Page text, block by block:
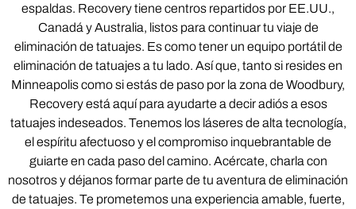
espaldas. Recovery tiene centros repartidos por EE.UU.,
Canadá y Australia, listos para continuar tu viaje de
eliminación de tatuajes. Es como tener un equipo portátil de
eliminación de tatuajes a tu lado. Así que, tanto si resides en
Minneapolis como si estás de paso por la zona de Woodbury,
Recovery está aquí para ayudarte a decir adiós a esos
tatuajes indeseados. Tenemos los láseres de alta tecnología,
el espíritu afectuoso y el compromiso inquebrantable de
guiarte en cada paso del camino. Acércate, charla con
nosotros y déjanos formar parte de tu aventura de eliminación
de tatuajes. Te prometemos una experiencia amable, fuerte,